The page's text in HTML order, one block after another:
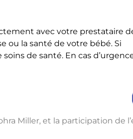
avec votre prestataire
ou la santé de votre bébé. Si
de santé. En cas
Miller, et la participation de